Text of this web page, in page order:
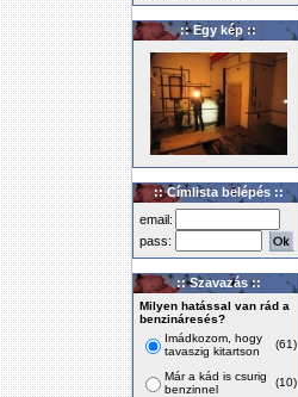
:: Egy kép ::
:: Címlista belépés ::
email:
pass:
:: Szavazás ::
Milyen hatással van rád a
benzináresés?
Imádkozom, hogy
tavaszig kitartson
(61)
Már a kád is csurig
benzinnel
(10)